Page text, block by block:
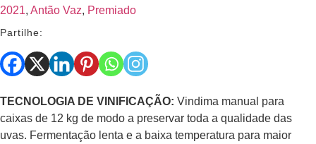
2021, Antão Vaz, Premiado
Partilhe:
TECNOLOGIA DE VINIFICAÇÃO: Vindima manual para
caixas de 12 kg de modo a preservar toda a qualidade das
uvas. Fermentação lenta e a baixa temperatura para maior